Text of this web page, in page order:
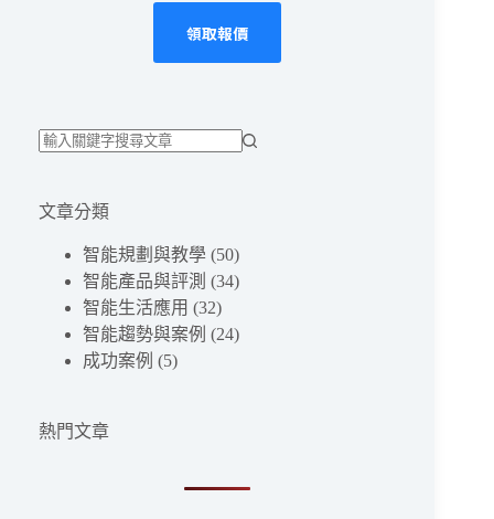
領取報價
到
文章分類
智能規劃與教學 (50)
智能產品與評測 (34)
智能生活應用 (32)
智能趨勢與案例 (24)
成功案例 (5)
熱門文章